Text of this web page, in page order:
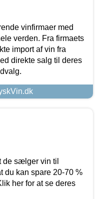
vinfirmaer med
verden. Fra firmaets
import af vin fra
direkte salg til deres
de sælger vin til
du kan spare 20-70 %
her for at se deres